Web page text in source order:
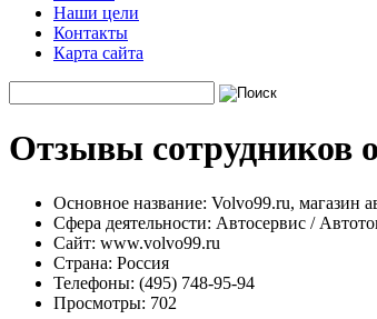
Наши цели
Контакты
Карта сайта
Отзывы сотрудников
Основное название: Volvo99.ru, магазин
Сфера деятельности: Автосервис /
Сайт: www.volvo99.ru
Страна: Россия
Телефоны: (495) 748-95-94
Просмотры: 702